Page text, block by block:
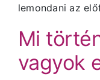
Munkaidő
Tárgyi
lemondani az
Mi
vagyok